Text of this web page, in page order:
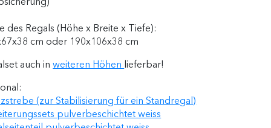
des Regals (Höhe x Breite x Tiefe):
cm oder 190x106x38 cm
auch inweiteren Höhen lieferbar!
(zur Stabilisierung für ein Standregal)
pulverbeschichtet weiss